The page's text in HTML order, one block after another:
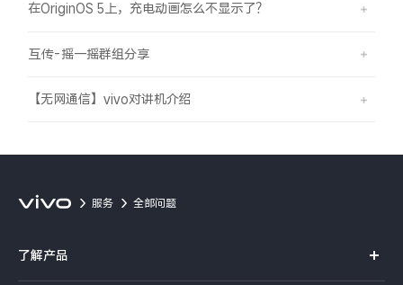
在OriginOS 5上，充电动画怎么不显示了？
互传-摇一摇群组分享
【无网通信】vivo对讲机介绍
服务 全部问题
了解产品